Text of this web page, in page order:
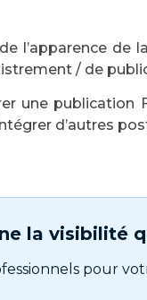
l’apparence de
/ de
une publication
d’autres
la visibilité
pour